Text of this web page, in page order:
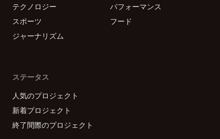
テクノロジー
パフォーマンス
スポーツ
フード
ジャーナリズム
ステータス
人気のプロジェクト
新着プロジェクト
終了間際のプロジェクト